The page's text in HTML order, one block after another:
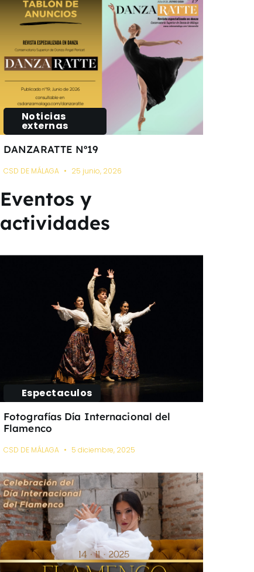
Noticias
externas
DANZARATTE Nº19
CSD DE MÁLAGA 25 junio, 2026
Eventos y
actividades
Espectaculos
Fotografías Día Internacional del
Flamenco
CSD DE MÁLAGA 5 diciembre, 2025